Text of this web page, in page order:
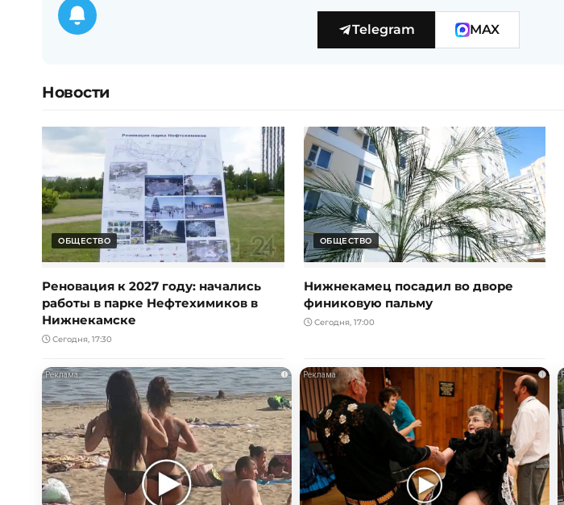
Telegram MAX
Новости
ОБЩЕСТВО
Реновация к 2027 году: начались
работы в парке Нефтехимиков в
Нижнекамске
Сегодня, 17:30
ОБЩЕСТВО
Нижнекамец посадил во дворе
финиковую пальму
Сегодня, 17:00
i i